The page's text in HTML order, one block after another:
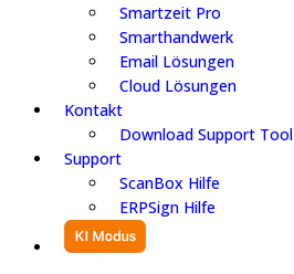
Smartzeit Pro
Smarthandwerk
Email Lösungen
Cloud Lösungen
Kontakt
Download Support Tool
Support
ScanBox Hilfe
ERPSign Hilfe